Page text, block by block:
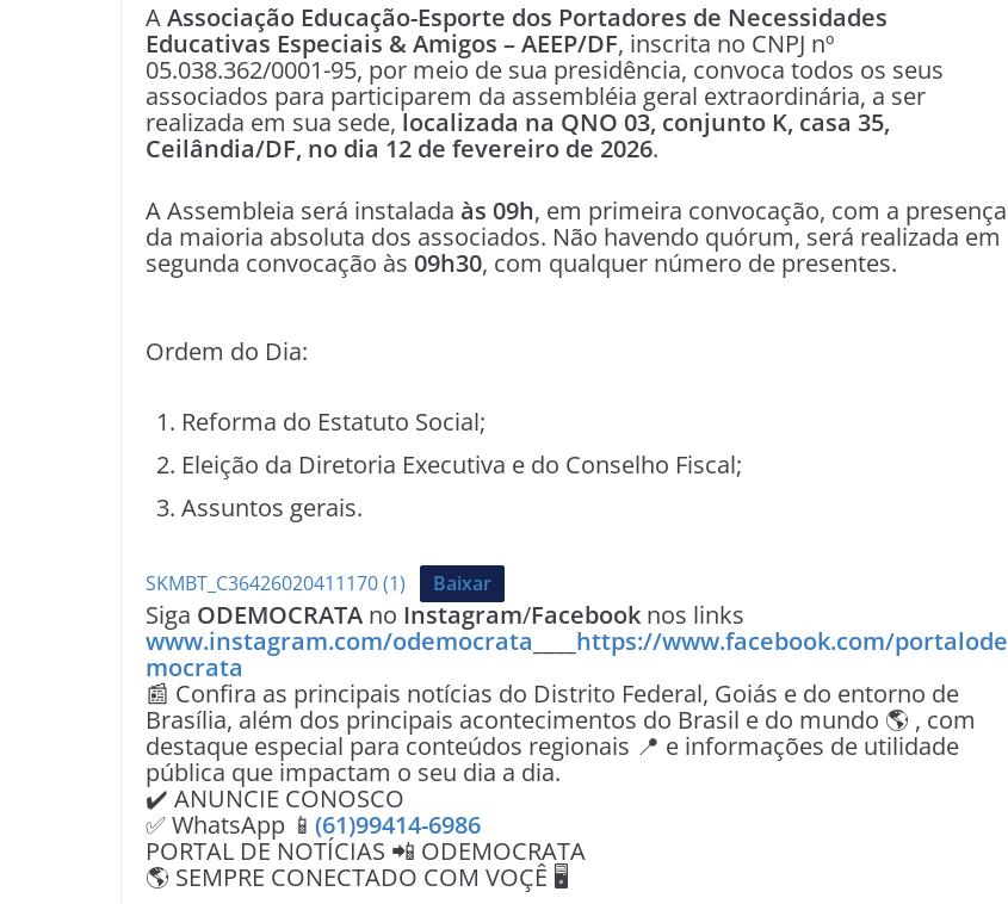
AAssociação Educação-Esporte dos Portadores de Necessidades
Educativas Especiais & Amigos – AEEP/DF, inscrita no CNPJ nº
05.038.362/0001-95, por meio de sua presidência, convoca todos os seus
associados para participarem da assembléia geral extraordinária, a ser
realizada em sua sede, localizada na QNO 03, conjunto K, casa 35,
Ceilândia/DF, no dia 12 de fevereiro de 2026.
A Assembleia será instalada às 09h, em primeira convocação, com a presença
da maioria absoluta dos associados. Não havendo quórum, será realizada em
segunda convocação às 09h30, com qualquer número de presentes.
Ordem do Dia:
Reforma do Estatuto Social;
Eleição da Diretoria Executiva e do Conselho Fiscal;
Assuntos gerais.
SKMBT_C36426020411170 (1) Baixar
Siga ODEMOCRATA no Instagram/Facebook nos links
www.instagram.com/odemocrata
https://www.facebook.com/portalode
mocrata
📰 Confira as principais notícias do Distrito Federal, Goiás e do entorno de
Brasília, além dos principais acontecimentos do Brasil e do mundo 🌎 , com
destaque especial para conteúdos regionais 📍 e informações de utilidade
pública que impactam o seu dia a dia.
✔️ ANUNCIE CONOSCO
✅ WhatsApp 📱 (61)99414-6986
PORTAL DE NOTÍCIAS 📲 ODEMOCRATA
🌎 SEMPRE CONECTADO COM VOÇÊ 🖥️